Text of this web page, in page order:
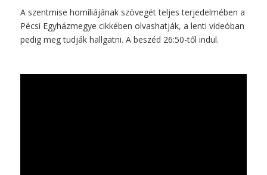
A szentmise homíliájának szövegét teljes terjedelmében a
Pécsi Egyházmegye cikkében olvashatják, a lenti videóban
pedig meg tudják hallgatni. A beszéd 26:50-től indul.